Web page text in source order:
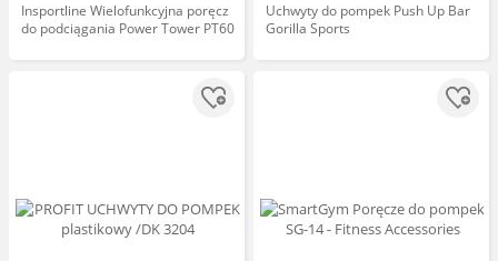
Insportline Wielofunkcyjna poręcz
do podciągania Power Tower PT60
Uchwyty do pompek Push Up Bar
Gorilla Sports